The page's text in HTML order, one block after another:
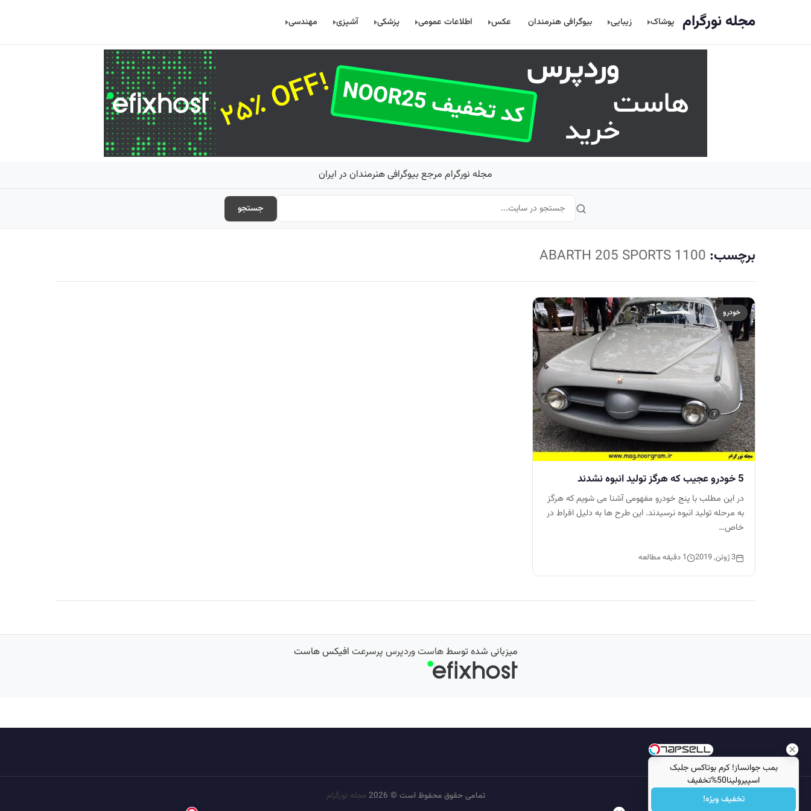
بمب جوانساز! کرم بوتاکس جلبک
اسپیرولینا50%تخفیف
تخفیف ویژه!
مجله نورگرام پوشاک زیبایی بیوگرافی هنرمندان عکس اطلاعات عمومی پزشکی آشپزی مهندسی
مجله نورگرام مرجع بیوگرافی هنرمندان در ایران
جستجو
برچسب: ABARTH 205 SPORTS 1100
خودرو
5 خودرو عجیب که هرگز تولید انبوه نشدند
در این مطلب با پنج خودرو مفهومی آشنا می شویم که هرگز
به مرحله تولید انبوه نرسیدند. این طرح ها به دلیل افراط در
خاص…
3 ژوئن, 2019 1 دقیقه مطالعه
میزبانی شده توسطهاست وردپرس پرسرعت افیکس هاست
تمامی حقوق محفوظ است © 2026 مجله نورگرام